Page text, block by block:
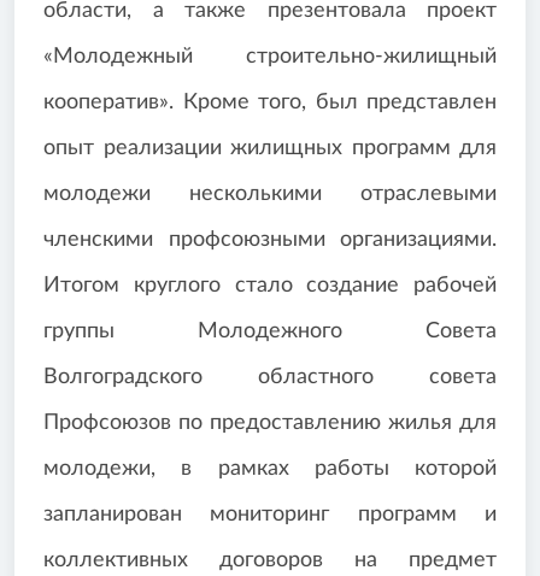
области, а также презентовала проект
«Молодежный строительно-жилищный
кооператив». Кроме того, был представлен
опыт реализации жилищных программ для
молодежи несколькими отраслевыми
членскими профсоюзными организациями.
Итогом круглого стало создание рабочей
группы Молодежного Совета
Волгоградского областного совета
Профсоюзов по предоставлению жилья для
молодежи, в рамках работы которой
запланирован мониторинг программ и
коллективных договоров на предмет